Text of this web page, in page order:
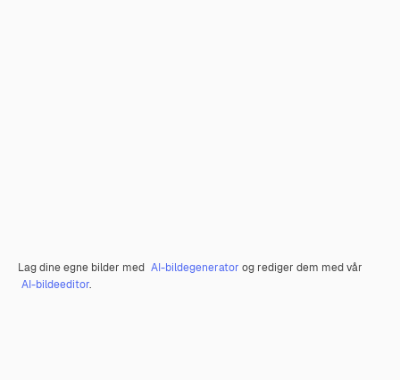
Lag dine egne bilder med AI-bildegenerator og rediger dem med vår
AI-bildeeditor.